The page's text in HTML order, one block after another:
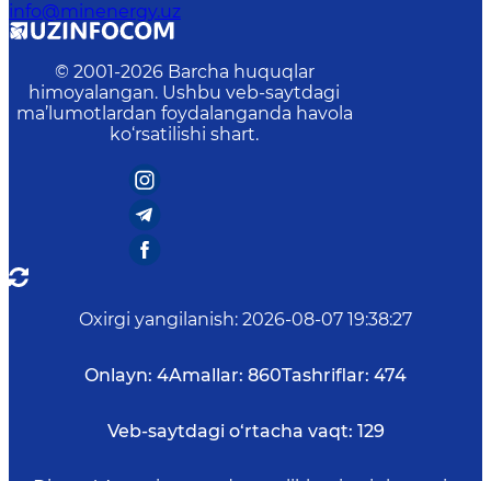
info@minenergy.uz
© 2001-2026 Barcha huquqlar
himoyalangan. Ushbu veb-saytdagi
ma’lumotlardan foydalanganda havola
ko‘rsatilishi shart.
Oxirgi yangilanish: 2026-08-07 19:38:27
Onlayn: 4Amallar: 860Tashriflar: 474
Veb-saytdagi o‘rtacha vaqt: 129